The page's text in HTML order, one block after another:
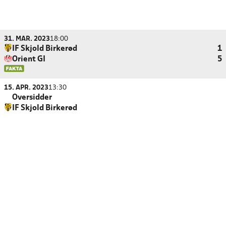
31. MAR. 202318:00
IF Skjold Birkerød
1
Orient GI
5
15. APR. 202313:30
Oversidder
IF Skjold Birkerød